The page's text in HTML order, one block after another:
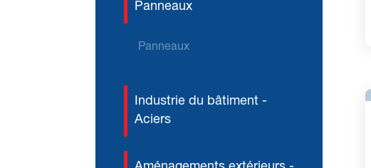
Panneaux
Panneaux
Industrie du bâtiment -
Aciers